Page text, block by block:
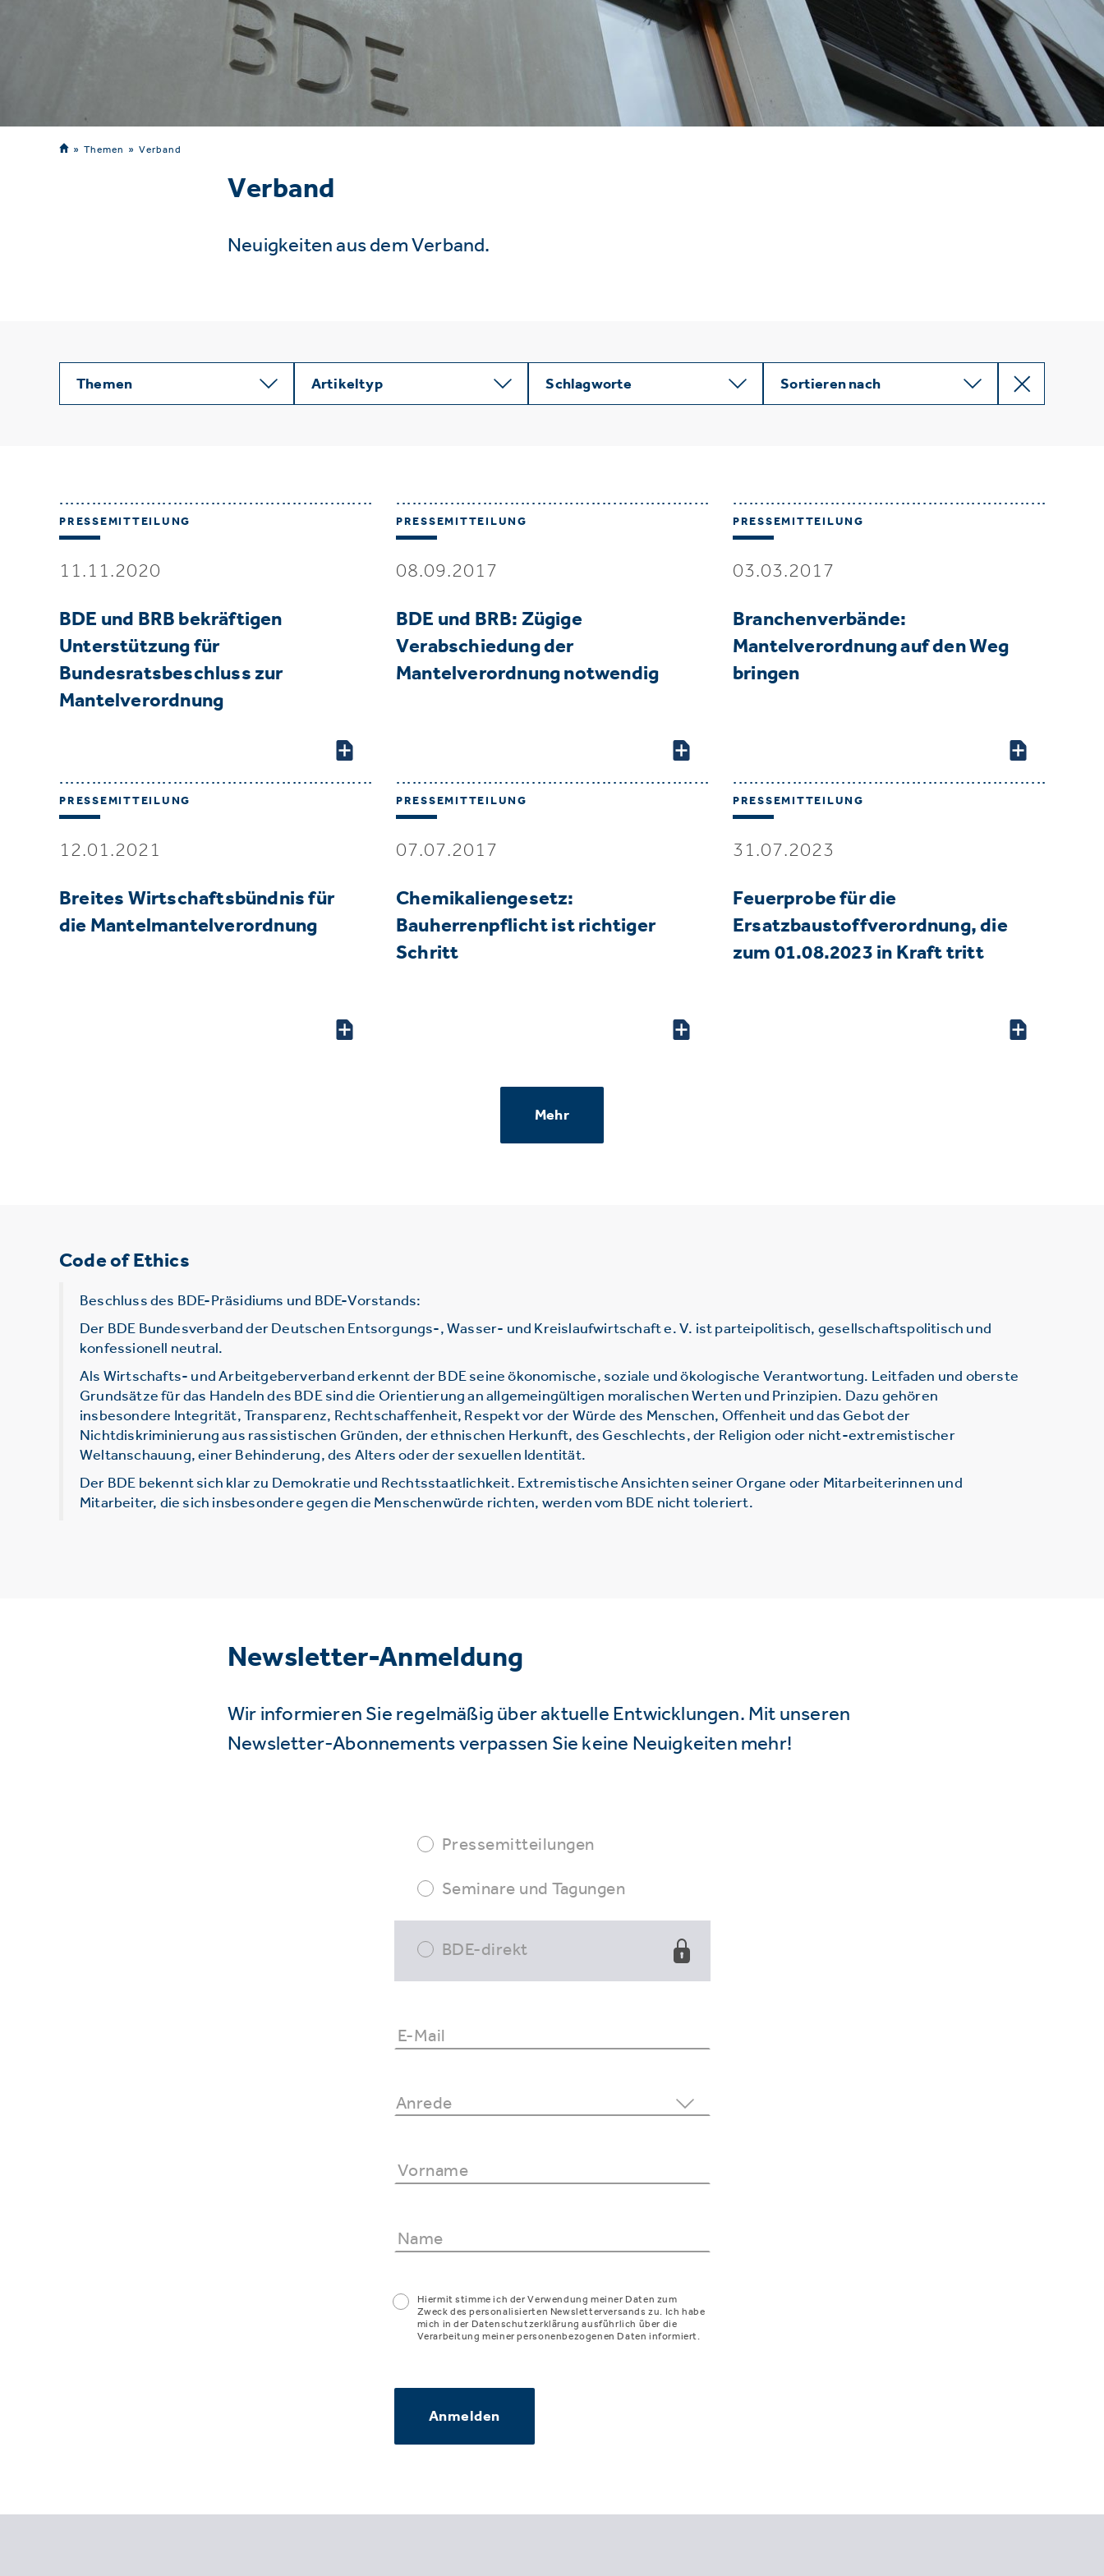
Themen Verband
Verband
Neuigkeiten aus dem Verband.
Themen Artikeltyp Schlagworte Sortieren nach
PRESSEMITTEILUNG
11.11.2020
BDE und BRB bekräftigen
Unterstützung für
Bundesratsbeschluss zur
Mantelverordnung
PRESSEMITTEILUNG
08.09.2017
BDE und BRB: Zügige
Verabschiedung der
Mantelverordnung notwendig
PRESSEMITTEILUNG
03.03.2017
Branchenverbände:
Mantelverordnung auf den Weg
bringen
PRESSEMITTEILUNG
12.01.2021
Breites Wirtschaftsbündnis für
die Mantelmantelverordnung
PRESSEMITTEILUNG
07.07.2017
Chemikaliengesetz:
Bauherrenpflicht ist richtiger
Schritt
PRESSEMITTEILUNG
31.07.2023
Feuerprobe für die
Ersatzbaustoffverordnung, die
zum 01.08.2023 in Kraft tritt
Mehr
Code of Ethics
Beschluss des BDE-Präsidiums und BDE-Vorstands:
Der BDE Bundesverband der Deutschen Entsorgungs-, Wasser- und Kreislaufwirtschaft e. V. ist parteipolitisch, gesellschaftspolitisch und
konfessionell neutral.
Als Wirtschafts- und Arbeitgeberverband erkennt der BDE seine ökonomische, soziale und ökologische Verantwortung. Leitfaden und oberste
Grundsätze für das Handeln des BDE sind die Orientierung an allgemeingültigen moralischen Werten und Prinzipien. Dazu gehören
insbesondere Integrität, Transparenz, Rechtschaffenheit, Respekt vor der Würde des Menschen, Offenheit und das Gebot der
Nichtdiskriminierung aus rassistischen Gründen, der ethnischen Herkunft, des Geschlechts, der Religion oder nicht-extremistischer
Weltanschauung, einer Behinderung, des Alters oder der sexuellen Identität.
Der BDE bekennt sich klar zu Demokratie und Rechtsstaatlichkeit. Extremistische Ansichten seiner Organe oder Mitarbeiterinnen und
Mitarbeiter, die sich insbesondere gegen die Menschenwürde richten, werden vom BDE nicht toleriert.
Newsletter-Anmeldung
Wir informieren Sie regelmäßig über aktuelle Entwicklungen. Mit unseren
Newsletter-Abonnements verpassen Sie keine Neuigkeiten mehr!
Pressemitteilungen
Seminare und Tagungen
BDE-direkt
Hiermit stimme ich der Verwendung meiner Daten zum
Zweck des personalisierten Newsletterversands zu. Ich habe
mich in der Datenschutzerklärung ausführlich über die
Verarbeitung meiner personenbezogenen Daten informiert.
Anmelden